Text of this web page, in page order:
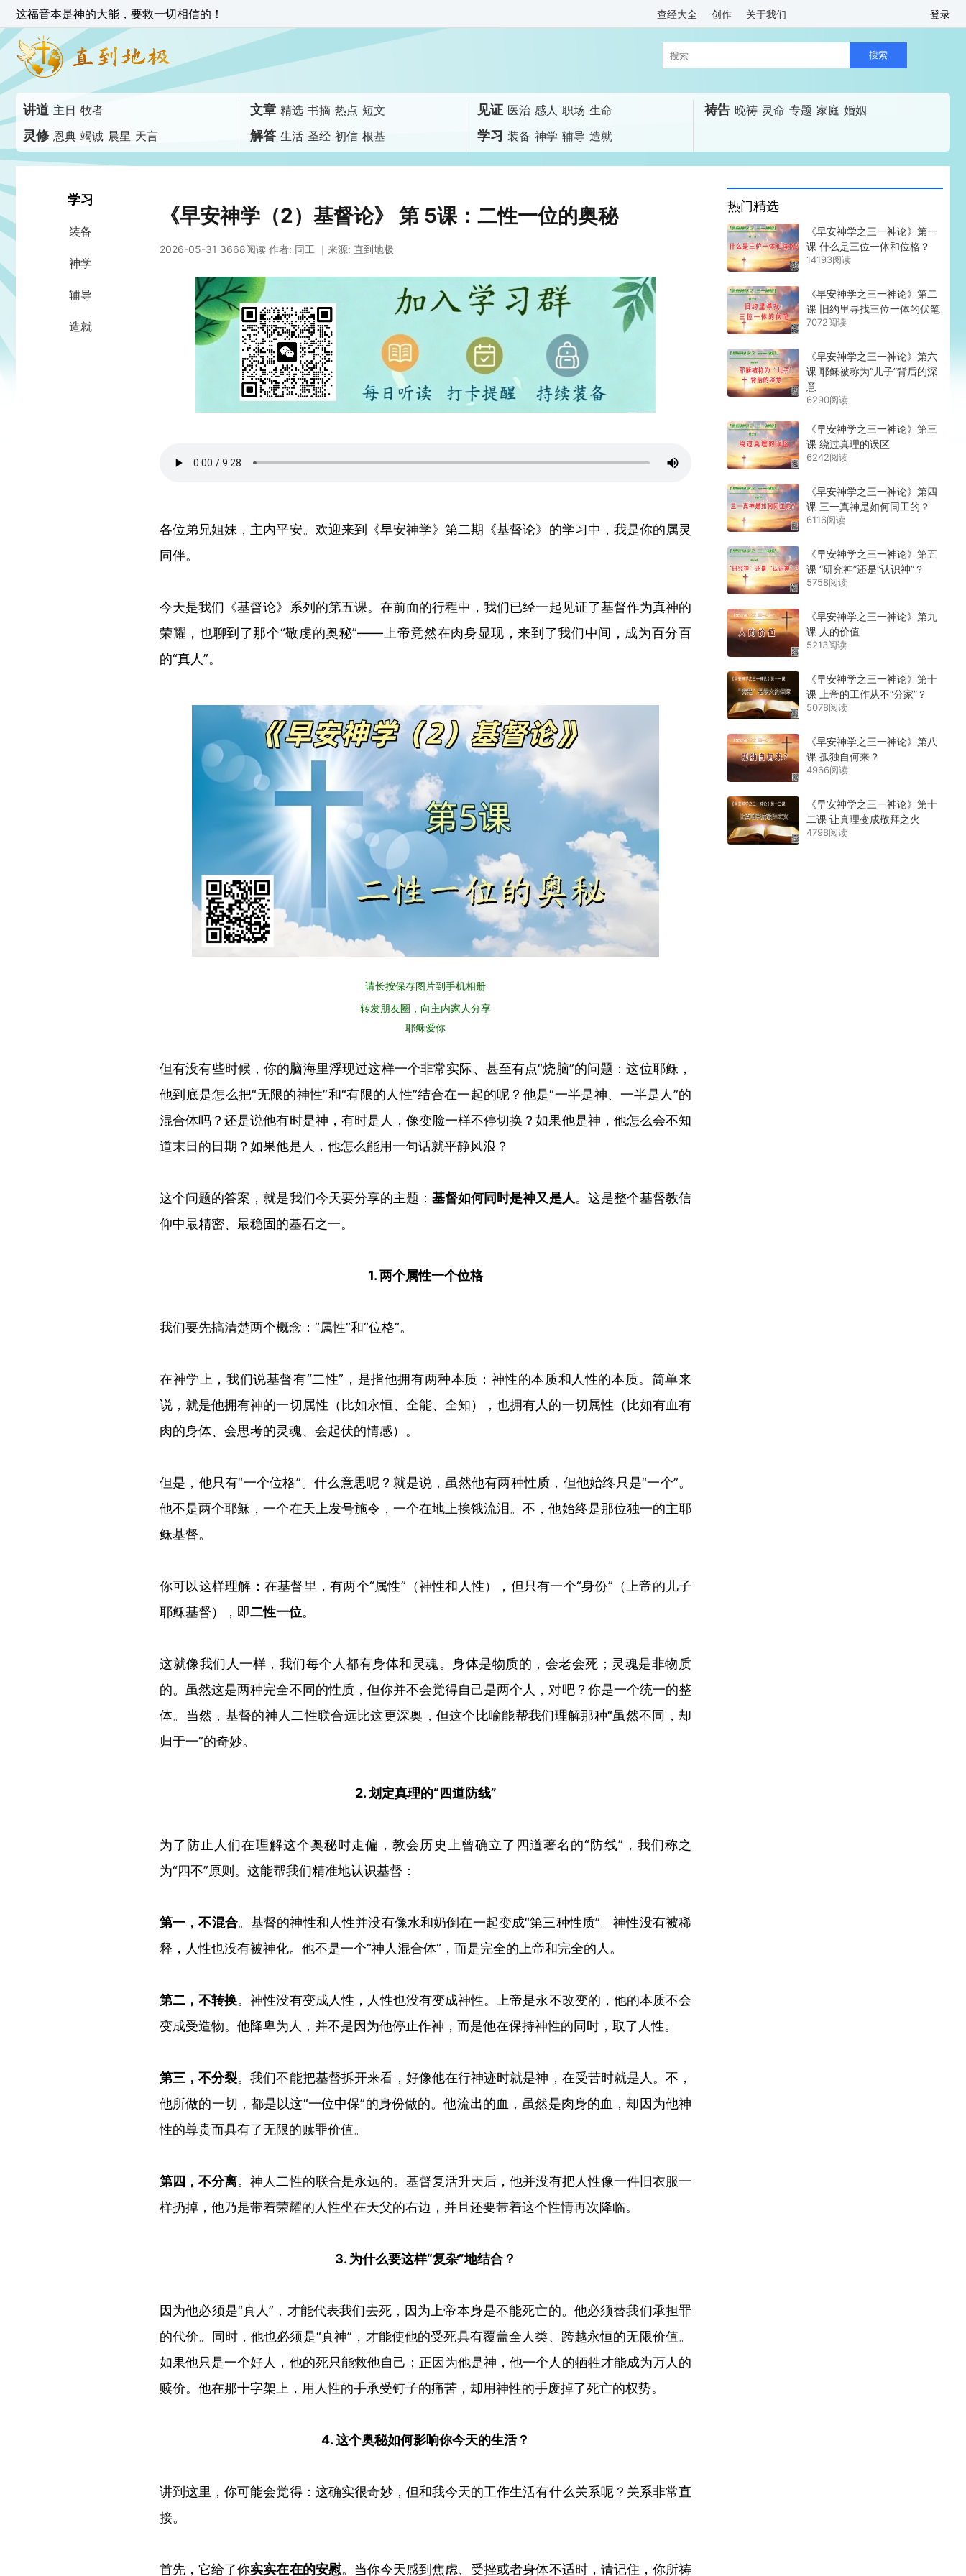
这福音本是神的大能，要救一切相信的！ 登录
查经大全 创作 关于我们
讲道 主日 牧者 文章 精选 书摘 热点 短文 见证 医治 感人 职场 生命 祷告 晚祷 灵命 专题 家庭 婚姻
灵修 恩典 竭诚 晨星 天言 解答 生活 圣经 初信 根基 学习 装备 神学 辅导 造就
学习
装备
神学
辅导
造就
《早安神学（2）基督论》 第 5课：二性一位的奥秘
2026-05-31 3668阅读 作者: 同工 ｜来源: 直到地极
各位弟兄姐妹，主内平安。欢迎来到《早安神学》第二期《基督论》的学习中 ，我是你的属灵
同伴。
今天是我们《基督论》系列的第五课。在前面的行程中，我们已经一起见证了基督作为真神的
荣耀，也聊到了那个“敬虔的奥秘”—— 上帝竟然在肉身显现，来到了我们中间 ，成为百分百
的“真人”。
请长按保存图片到手机相册
转发朋友圈，向主内家人分享
耶稣爱你
但有没有些时候 ，你的脑海里浮现过这样一个非常实际、甚至有点“烧脑”的问题：这位耶稣，
他到底是怎么把“无限的神性”和“有限的人性”结合在一起的呢？他是“一半是神、一半是人 ”的
混合体吗？还是说他有时是神，有时是人，像变脸一样不停切换？如果他是神，他怎么会不知
道末日的日期？如果他是人，他怎么能用一句话就平静风浪？
这个问题的答案，就是我们今天要分享的主题：基督如何同时是神又是人。这是整个基督教信
仰中最精密、最稳固的基石之一。
1. 两个属性一个位格
我们要先搞清楚两个概念： “属性”和“位格”。
在神学上，我们说基督有“二性” ，是指他拥有两种本质：神性的本质和人性的本质。简单来
说，就是他拥有神的一切属性（比如永恒、全能、全知），也拥有人的一切属性（比如有血有
肉的身体、会思考的灵魂、会起伏的情感）。
但是，他只有“一个位格”。什么意思呢？就是说，虽然他有两种性质，但他始终只是“一个”。
他不是两个耶稣，一个在天上发号施令，一个在地上挨饿流泪。不，他始终是那位独一的主耶
稣基督。
你可以这样理解：在基督里，有两个“属性” （神性和人性），但只有一个“身份” （上帝的儿子
耶稣基督）
，即二性一位。
这就像我们人一样 ， 我们每个人都有身体和灵魂。身体是物质的，会老会死；灵魂是非物质
的。虽然这是两种完全不同的性质，但你并不会觉得自己是两个人，对吧？你是一个统一的整
体。当然，基督的神人二性联合远比这更深奥，但这个比喻能帮我们理解那种“虽然不同，却
归于一”的奇妙。
2. 划定真理的“四道防线”
为了防止人们在理解这个奥秘时走偏，教会历史上曾确立了四道著名的“防线” ，我们称之
为“四不”原则。这能帮我们精准地认识基督：
第一，不混合。基督的神性和人性并没有像水和奶倒在一起变成“第三种性质”。神性没有被稀
释，人性也没有被神化。他不是一个“神人混合体” ，而是完全的上帝和完全的人。
第二，不转换。神性没有变成人性，人性也没有变成神性。上帝是永不改变的，他的本质不会
变成受造物。他降卑为人，并不是因为他停止作神，而是他在保持神性的同时，取了人性。
第三，不分裂。我们不能把基督拆开来看，好像他在行神迹时就是神，在受苦时就是人。不，
他所做的一切，都是以这“一位中保”的身份做的。他流出的血，虽然是肉身的血，却因为他神
性的尊贵而具有了无限的赎罪价值。
第四，不分离。神人二性的联合是永远的。基督复活升天后，他并没有把人性像一件旧衣服一
样扔掉，他乃是带着荣耀的人性坐在天父的右边，并且还要带着这个性情再次降临。
3. 为什么要这样“复杂”地结合？
因为他必须是“真人” ，才能代表我们去死，因为上帝本身是不能死亡的。他必须替我们承担罪
的代价。同时，他也必须是“真神” ，才能使他的受死具有覆盖全人类、跨越永恒的无限价值。
如果他只是一个好人，他的死只能救他自己；正因为他是神，他一个人的牺牲才能成为万人的
赎价。 他在那十字架上，用人性的手承受钉子的痛苦，却用神性的手废掉了死亡的权势。
4. 这个奥秘如何影响你今天的生活？
讲到这里，你可能会觉得：这确实很奇妙，但和我今天的工作生活有什么关系呢？关系非常直
接。
首先，它给了你实实在在的安慰。当你今天感到焦虑、受挫或者身体不适时，请记住，你所祷
热门精选
《早安神学之三一神论》第一
课 什么是三位一体和位格？
14193阅读
《早安神学之三一神论》第二
课 旧约里寻找三位一体的伏笔
7072阅读
《早安神学之三一神论》第六
课 耶稣被称为“儿子”背后的深
意
6290阅读
《早安神学之三一神论》第三
课 绕过真理的误区
6242阅读
《早安神学之三一神论》第四
课 三一真神是如何同工的？
6116阅读
《早安神学之三一神论》第五
课 “研究神”还是“认识神”？
5758阅读
《早安神学之三一神论》第九
课 人的价值
5213阅读
《早安神学之三一神论》第十
课 上帝的工作从不“分家”？
5078阅读
《早安神学之三一神论》第八
课 孤独自何来？
4966阅读
《早安神学之三一神论》第十
二课 让真理变成敬拜之火
4798阅读